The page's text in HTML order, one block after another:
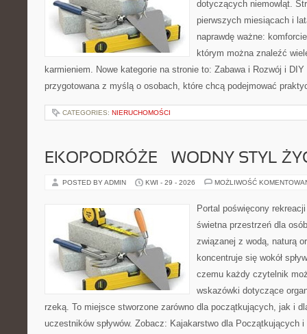
dotyczących niemowląt.
pierwszych miesiącach i
naprawdę ważne:
którym można znaleźć
karmieniem. Nowe kategorie na stronie to: Zabawa i Rozwój i
przygotowana z myślą o osobach, które chcą podejmować
CATEGORIES: NIERUCHOMOŚCI
EKOPODRÓŻE – WODNY STYL
POSTED BY ADMIN KWI - 29 - 2026 MOŻLIWOŚĆ
Portal poświęcony
świetna przestrzeń dla
związanej z wodą, naturą
koncentruje się wokół
czemu każdy czytelnik
wskazówki dotyczące
rzeką. To miejsce stworzone zarówno dla początkujących, jak i
uczestników spływów. Zobacz: Kajakarstwo dla Początkujących